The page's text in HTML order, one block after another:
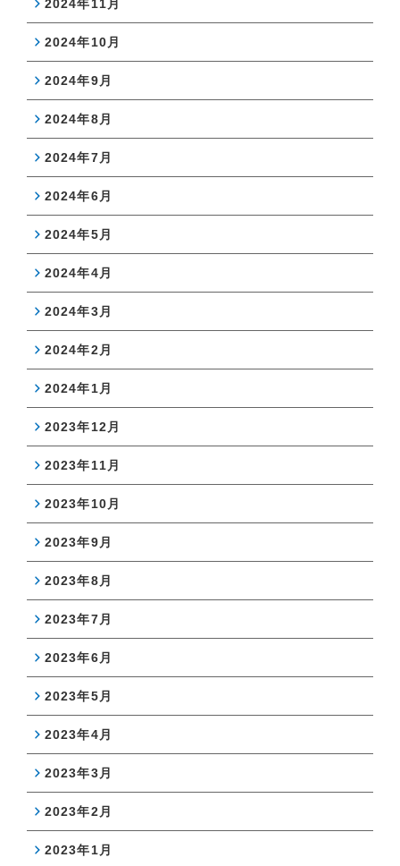
2024年11月
2024年10月
2024年9月
2024年8月
2024年7月
2024年6月
2024年5月
2024年4月
2024年3月
2024年2月
2024年1月
2023年12月
2023年11月
2023年10月
2023年9月
2023年8月
2023年7月
2023年6月
2023年5月
2023年4月
2023年3月
2023年2月
2023年1月